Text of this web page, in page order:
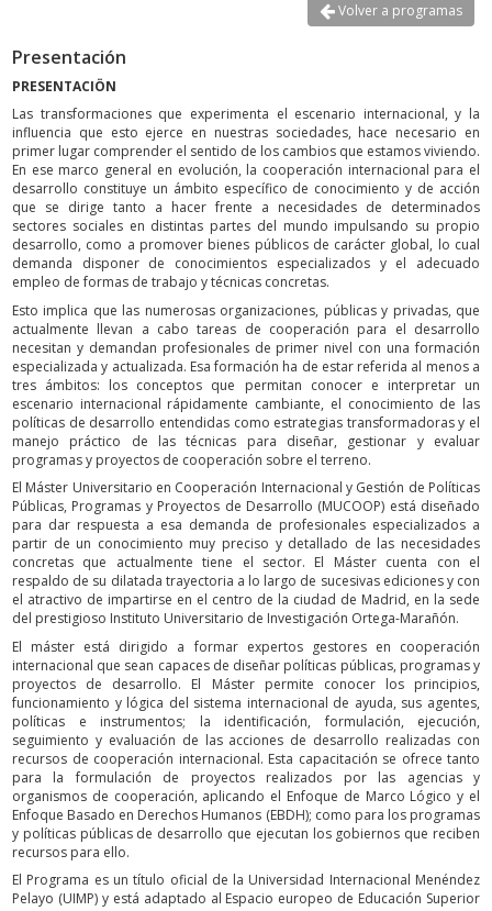
Volver a programas
Presentación
PRESENTACIÖN
Las transformaciones que experimenta el escenario internacional, y la
influencia que esto ejerce en nuestras sociedades, hace necesario en
primer lugar comprender el sentido de los cambios que estamos viviendo.
En ese marco general en evolución, la cooperación internacional para el
desarrollo constituye un ámbito específico de conocimiento y de acción
que se dirige tanto a hacer frente a necesidades de determinados
sectores sociales en distintas partes del mundo impulsando su propio
desarrollo, como a promover bienes públicos de carácter global, lo cual
demanda disponer de conocimientos especializados y el adecuado
empleo de formas de trabajo y técnicas concretas.
Esto implica que las numerosas organizaciones, públicas y privadas, que
actualmente llevan a cabo tareas de cooperación para el desarrollo
necesitan y demandan profesionales de primer nivel con una formación
especializada y actualizada. Esa formación ha de estar referida al menos a
tres ámbitos: los conceptos que permitan conocer e interpretar un
escenario internacional rápidamente cambiante, el conocimiento de las
políticas de desarrollo entendidas como estrategias transformadoras y el
manejo práctico de las técnicas para diseñar, gestionar y evaluar
programas y proyectos de cooperación sobre el terreno.
El Máster Universitario en Cooperación Internacional y Gestión de Políticas
Públicas, Programas y Proyectos de Desarrollo (MUCOOP) está diseñado
para dar respuesta a esa demanda de profesionales especializados a
partir de un conocimiento muy preciso y detallado de las necesidades
concretas que actualmente tiene el sector. El Máster cuenta con el
respaldo de su dilatada trayectoria a lo largo de sucesivas ediciones y con
el atractivo de impartirse en el centro de la ciudad de Madrid, en la sede
del prestigioso Instituto Universitario de Investigación Ortega-Marañón.
El máster está dirigido a formar expertos gestores en cooperación
internacional que sean capaces de diseñar políticas públicas, programas y
proyectos de desarrollo. El Máster permite conocer los principios,
funcionamiento y lógica del sistema internacional de ayuda, sus agentes,
políticas e instrumentos; la identificación, formulación, ejecución,
seguimiento y evaluación de las acciones de desarrollo realizadas con
recursos de cooperación internacional. Esta capacitación se ofrece tanto
para la formulación de proyectos realizados por las agencias y
organismos de cooperación, aplicando el Enfoque de Marco Lógico y el
Enfoque Basado en Derechos Humanos (EBDH); como para los programas
y políticas públicas de desarrollo que ejecutan los gobiernos que reciben
recursos para ello.
El Programa es un título oficial de la Universidad Internacional Menéndez
Pelayo (UIMP) y está adaptado al Espacio europeo de Educación Superior